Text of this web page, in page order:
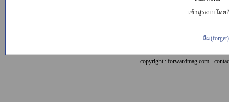
เข้าสู่ระบบโดย
ลืม
copyright : forwardmag.com -